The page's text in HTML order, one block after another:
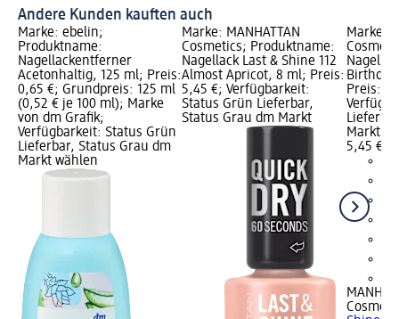
Andere Kunden kauften auch
Marke: ebelin;
Produktname:
Nagellackentferner
Acetonhaltig, 125 ml; Preis:
0,65 €; Grundpreis: 125 ml
(0,52 € je 100 ml); Marke
von dm Grafik;
Verfügbarkeit: Status Grün
Lieferbar, Status Grau dm
Markt wählen
Marke: MANHATTAN
Cosmetics; Produktname:
Nagellack Last & Shine 112
Almost Apricot, 8 ml; Preis:
5,45 €; Verfügbarkeit:
Status Grün Lieferbar,
Status Grau dm Markt
Marke:
Preis:
Markt
5,45 €